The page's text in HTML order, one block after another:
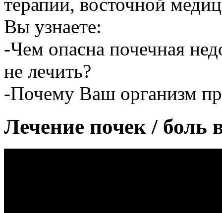
Вы узнаете:
-Чем опасна почечная
не лечить?
-Почему Ваш организм
Лечение почек / боль